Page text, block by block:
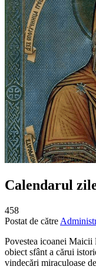
Calendarul
458
Postat de către
Povestea icoanei Maicii
obiect sfânt a cărui
vindecări miraculoase